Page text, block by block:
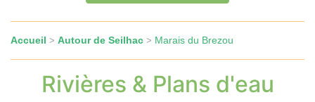
Accueil > Autour de Seilhac > Marais du Brezou
Rivières & Plans d'eau